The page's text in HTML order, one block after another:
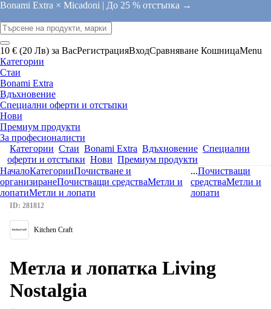
Bonami Extra × Micadoni | До 25 % отстъпка →
10 € (20 Лв) за ВасРегистрацияВходСравняване КошницаMenu
Категории
Стаи
Bonami Extra
Вдъхновение
Специални оферти и отстъпки
Нови
Премиум продукти
За професионалисти
Категории Стаи Bonami Extra Вдъхновение Специални
оферти и отстъпки Нови Премиум продукти
НачалоКатегорииПочистване и
организиранеПочистващи средстваМетли и
лопатиМетли и лопати
...Почистващи
средстваМетли и
лопати
ID: 281812
Kitchen Craft
Метла и лопатка Living
Nostalgia